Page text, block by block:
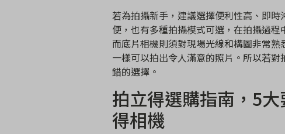
若為拍攝新手，建議選擇便利性高、即
便，也有多種拍攝模式可選，在拍攝過
而底片相機則須對現場光線和構圖非常
一樣可以拍出令人滿意的照片。所以若
錯的選擇。
拍立得選購指南，5
得相機